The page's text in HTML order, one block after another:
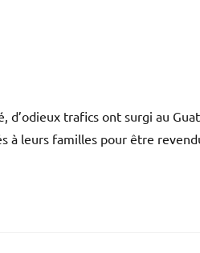
trafics ont surgi au
à leurs familles pour être